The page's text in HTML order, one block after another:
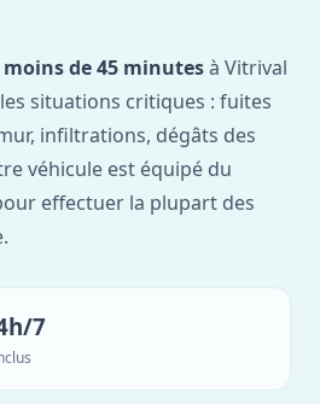
moins de 45 minutesà Vitrival
situations critiques : fuites
infiltrations, dégâts des
véhicule est équipé du
effectuer la plupart des
7